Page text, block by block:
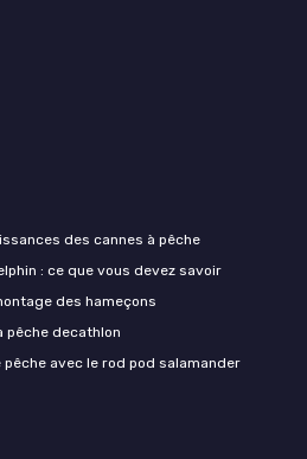
des cannes à pêche
: ce que vous devez savoir
des hameçons
pêche decathlon
avec le rod pod salamander